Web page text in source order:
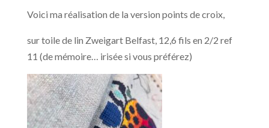
Voici ma réalisation de la version points de croix,
sur toile de lin Zweigart Belfast, 12,6 fils en 2/2 ref
11 (de mémoire… irisée si vous préférez)